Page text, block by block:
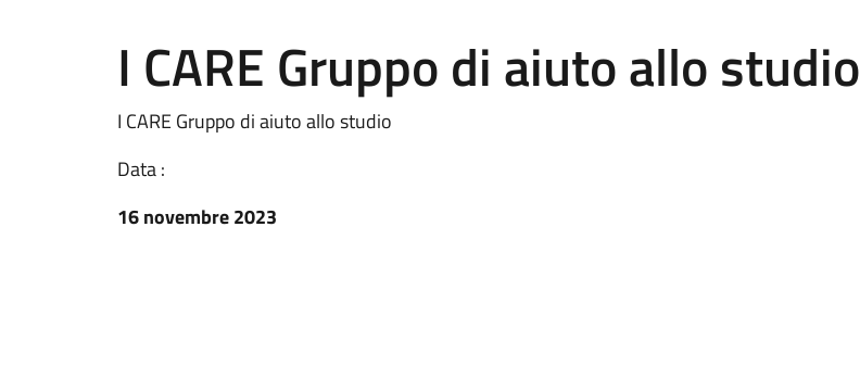
I CARE Gruppo di aiuto allo studio
I CARE Gruppo di aiuto allo studio
Data :
16 novembre 2023